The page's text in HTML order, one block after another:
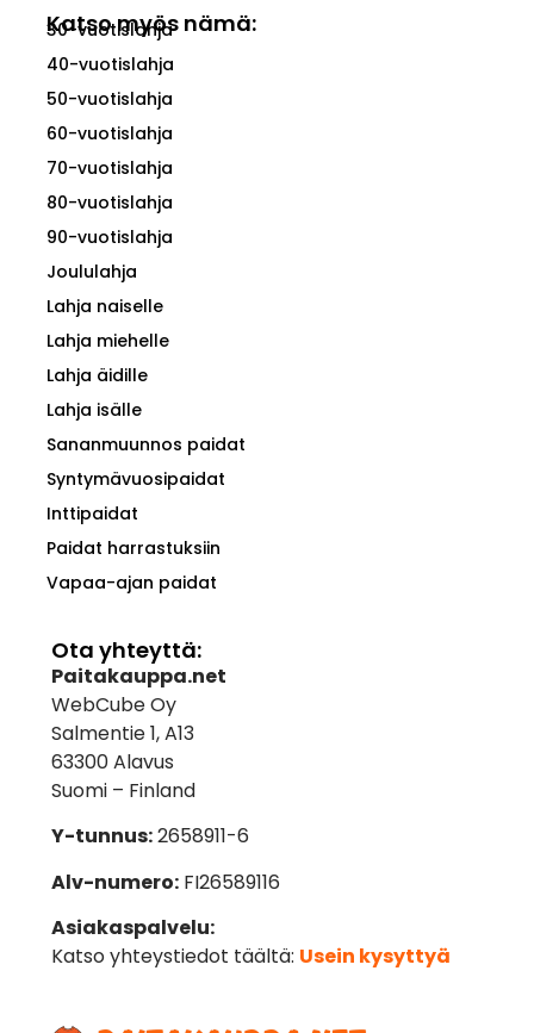
Katso myös nämä:
30-vuotislahja
40-vuotislahja
50-vuotislahja
60-vuotislahja
70-vuotislahja
80-vuotislahja
90-vuotislahja
Joululahja
Lahja naiselle
Lahja miehelle
Lahja äidille
Lahja isälle
Sananmuunnos paidat
Syntymävuosipaidat
Inttipaidat
Paidat harrastuksiin
Vapaa-ajan paidat
Ota yhteyttä:
Paitakauppa.net
WebCube Oy
Salmentie 1, A13
63300 Alavus
Suomi – Finland
Y-tunnus:2658911-6
Alv-numero:FI26589116
Asiakaspalvelu:
Katso yhteystiedot täältä: Usein kysyttyä